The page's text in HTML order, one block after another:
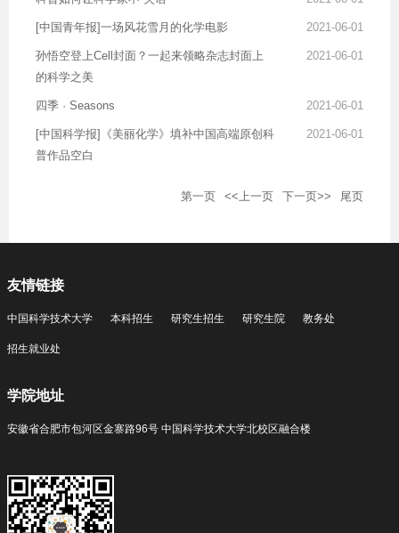
[中国青年报]一场风花雪月的化学电影 2021-06-01
孙悟空登上Cell封面？一起来领略杂志封面上
的科学之美
2021-06-01
四季 · Seasons 2021-06-01
[中国科学报]《美丽化学》填补中国高端原创科
普作品空白
2021-06-01
第一页 <<上一页 下一页>> 尾页
友情链接
中国科学技术大学 本科招生 研究生招生 研究生院 教务处
招生就业处
学院地址
安徽省合肥市包河区金寨路96号 中国科学技术大学北校区融合楼